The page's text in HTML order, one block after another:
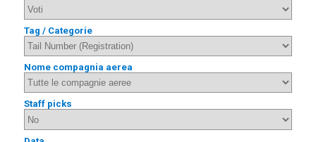
Tag / Categorie
Nome compagnia aerea
Staff picks